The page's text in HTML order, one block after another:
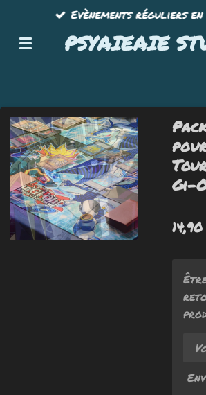
contenu
PSYAIEAIE
Evènements réguliers
Gi-